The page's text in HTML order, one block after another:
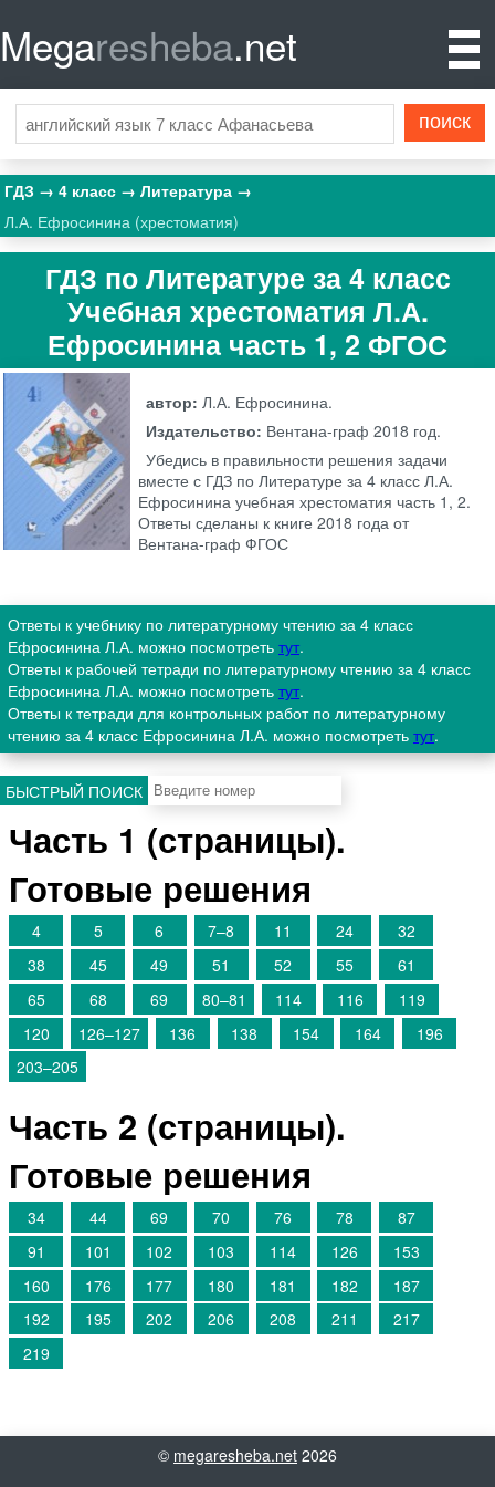
Megaresheba.net
ГДЗ 4 класс
Литература
Л.А. Ефросинина (хрестоматия)
ГДЗ по Литературе за 4 класс
Учебная хрестоматия Л.А.
Ефросинина часть 1, 2 ФГОС
автор:Л.А. Ефросинина.
Издательство: Вентана-граф 2018 год.
Убедись в правильности решения задачи
вместе с ГДЗ по Литературе за 4 класс Л.А.
Ефросинина учебная хрестоматия часть 1, 2.
Ответы сделаны к книге 2018 года от
Вентана-граф ФГОС
Ответы к учебнику по литературному чтению за 4 класс
Ефросинина Л.А. можно посмотреть тут.
Ответы к рабочей тетради по литературному чтению за 4 класс
Ефросинина Л.А. можно посмотреть тут.
Ответы к тетради для контрольных работ по литературному
чтению за 4 класс Ефросинина Л.А. можно посмотреть тут.
БЫСТРЫЙ ПОИСК
Часть 1 (страницы).
Готовые решения
4 5 6 7–8 11 24
32
38
45 49 51 52 55
61
65
68 69 80–81 114 116
119
120
126–127 136 138 154 164
196
203–205
Часть 2 (страницы).
Готовые решения
34 44 69 70 76 78
87
91
101 102 103 114 126
153
160
176 177 180 181 182
187
192
195 202 206 208 211
217
219
© megaresheba.net 2026